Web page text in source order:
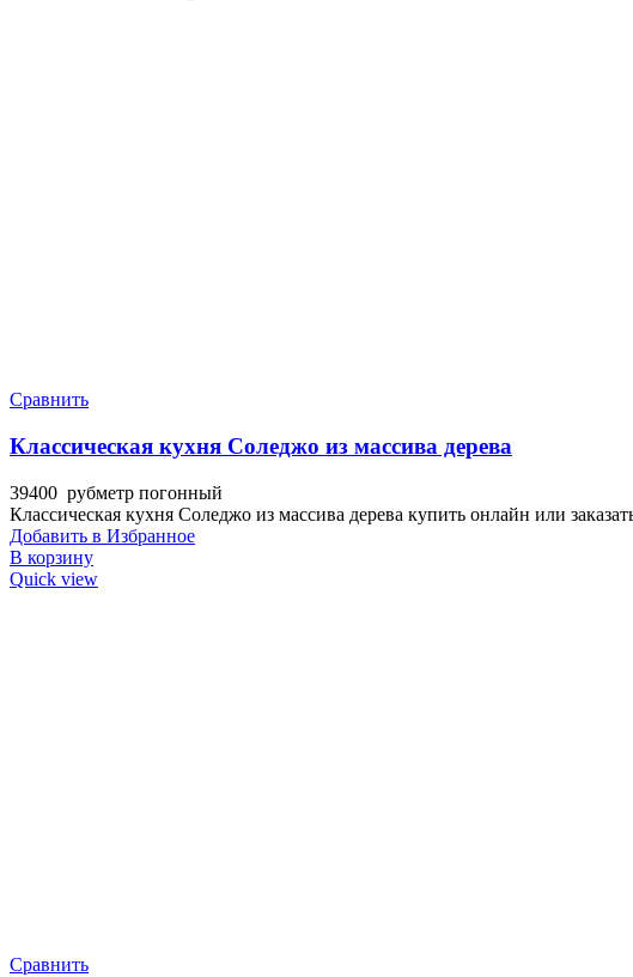
Сравнить
Классическая кухня Соледжо из массива дерева
39400 рубметр погонный
Классическая кухня Соледжо из массива дерева купить онлайн или
Добавить в Избранное
В корзину
Quick view
Сравнить